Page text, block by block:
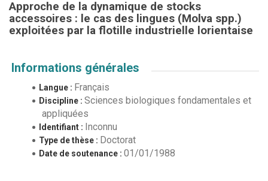
Approche de la dynamique de stocks
accessoires : le cas des lingues (Molva spp.)
exploitées par la flotille industrielle lorientaise
Informations générales
Langue : Français
Discipline : Sciences biologiques fondamentales et
appliquées
Identifiant : Inconnu
Type de thèse : Doctorat
Date de soutenance : 01/01/1988